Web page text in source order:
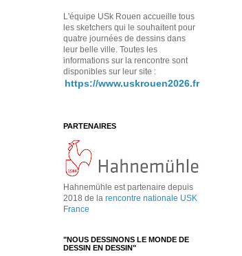
L'équipe USk Rouen accueille tous
les sketchers qui le souhaitent pour
quatre journées de dessins dans
leur belle ville. Toutes les
informations sur la rencontre sont
disponibles sur leur site :
https://www.uskrouen2026.fr
PARTENAIRES
Hahnemühle est partenaire depuis
2018 de la rencontre nationale USK
France
"NOUS DESSINONS LE MONDE DE
DESSIN EN DESSIN"